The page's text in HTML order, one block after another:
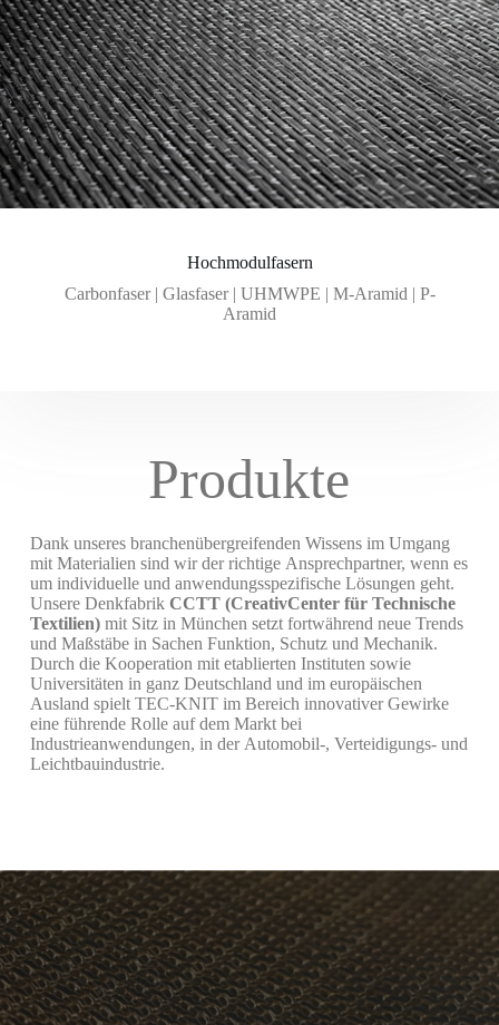
Hochmodulfasern
Carbonfaser | Glasfaser | UHMWPE | M-Aramid | P-
Aramid
Produkte
Dank unseres branchenübergreifenden Wissens im Umgang
mit Materialien sind wir der richtige Ansprechpartner, wenn es
um individuelle und anwendungsspezifische Lösungen geht.
Unsere Denkfabrik CCTT (CreativCenter für Technische
Textilien)mit Sitz in München setzt fortwährend neue Trends
und Maßstäbe in Sachen Funktion, Schutz und Mechanik.
Durch die Kooperation mit etablierten Instituten sowie
Universitäten in ganz Deutschland und im europäischen
Ausland spielt TEC-KNIT im Bereich innovativer Gewirke
eine führende Rolle auf dem Markt bei
Industrieanwendungen, in der Automobil-, Verteidigungs- und
Leichtbauindustrie.